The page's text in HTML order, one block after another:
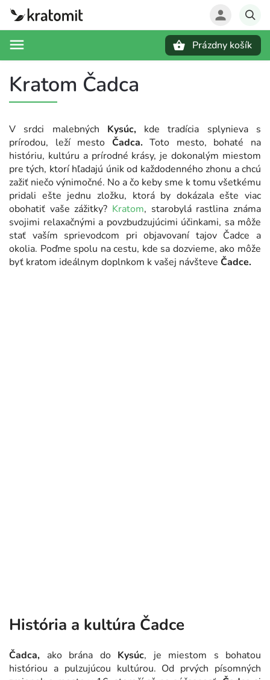
Prázdny košík
Kratom Čadca
V srdci malebných Kysúc,kde tradícia splynieva s
prírodou, leží mesto Čadca. Toto mesto, bohaté na
históriu, kultúru a prírodné krásy, je dokonalým miestom
pre tých, ktorí hľadajú únik od každodenného zhonu a chcú
zažiť niečo výnimočné. No a čo keby sme k tomu všetkému
pridali ešte jednu zložku, ktorá by dokázala ešte viac
obohatiť vaše zážitky? Kratom, starobylá rastlina známa
svojimi relaxačnými a povzbudzujúcimi účinkami, sa môže
stať vaším sprievodcom pri objavovaní tajov Čadce a
okolia. Poďme spolu na cestu, kde sa dozvieme, ako môže
byť kratom ideálnym doplnkom k vašej návšteve Čadce.
História a kultúra Čadce
Čadca, ako brána do Kysúc, je miestom s bohatou
históriou a pulzujúcou kultúrou. Od prvých písomných